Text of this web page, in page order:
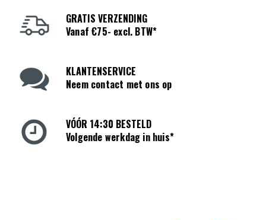
GRATIS VERZENDING
Vanaf €75- excl. BTW*
KLANTENSERVICE
Neem contact met ons op
VÓÓR 14:30 BESTELD
Volgende werkdag in huis*